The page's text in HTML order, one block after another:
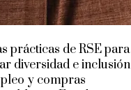
prácticas de RSE para
diversidad e inclusión
y compras